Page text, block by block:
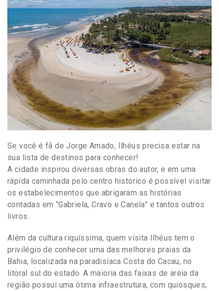
Se você é fã de Jorge Amado, Ilhéus precisa estar na
sua lista de destinos para conhecer!
A cidade inspirou diversas obras do autor, e em uma
rápida caminhada pelo centro histórico é possível visitar
os estabelecimentos que abrigaram as histórias
contadas em “Gabriela, Cravo e Canela” e tantos outros
livros.
Além da cultura riquíssima, quem visita Ilhéus tem o
privilégio de conhecer uma das melhores praias da
Bahia, localizada na paradisíaca Costa do Cacau, no
litoral sul do estado. A maioria das faixas de areia da
região possui uma ótima infraestrutura, com quiosques,